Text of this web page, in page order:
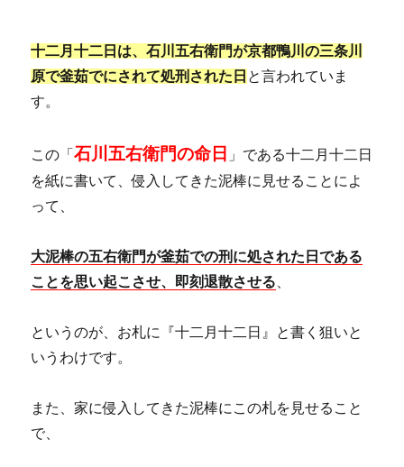
十二月十二日は、石川五右衛門が京都鴨川の三条川
原で釜茹でにされて処刑された日 と言われていま
す。
この「石川五右衛門の命日 」である十二月十二日
を紙に書いて、侵入してきた泥棒に見せることによ
って、
大泥棒の五右衛門が釜茹での刑に処された日である
ことを思い起こさせ、即刻退散させる
というのが、お札に『十二月十二日』と書く狙いと
いうわけです。
また、家に侵入してきた泥棒にこの札を見せること
で、